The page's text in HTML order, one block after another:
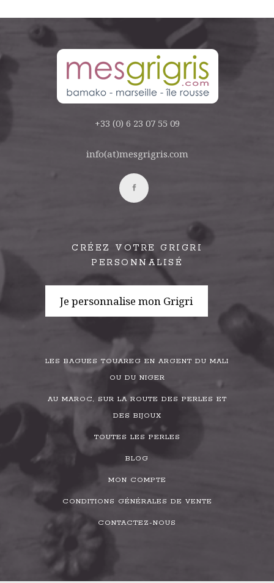
+33 (0) 6 23 07 55 09
info(at)mesgrigris.com
CRÉEZ VOTRE GRIGRI
PERSONNALISÉ
Je personnalise mon Grigri
LES BAGUES TOUAREG EN ARGENT DU MALI
OU DU NIGER
AU MAROC, SUR LA ROUTE DES PERLES ET
DES BIJOUX
TOUTES LES PERLES
BLOG
MON COMPTE
CONDITIONS GÉNÉRALES DE VENTE
CONTACTEZ-NOUS